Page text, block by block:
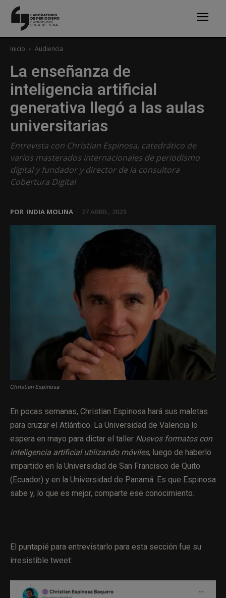
Inicio Audiencia
La enseñanza de
inteligencia artificial
generativa llegó a las aulas
universitarias
Entrevista con Christian Espinosa, catedrático de
varios masterados internacionales de periodismo
digital y fundador y director de la consultora
Cobertura Digital
POR INDIA MOLINA 27 ABRIL, 2023
Christian Espinosa
En pocas semanas, Christian Espinosa hará sus maletas
para cruzar el Atlántico. La Universidad de Valencia lo
espera en mayo para dictar el taller Nuevos formatos con
inteligencia artificial utilizando móviles, luego de haberlo
impartido en la Universidad de San Francisco de Quito
(Ecuador) y en la Universidad de Panamá. Es que Espinosa
sabe y, lo que es mejor, comparte ese conocimiento.
El puntapié para entrevistarlo para esta sección fue su
irresistible tweet: